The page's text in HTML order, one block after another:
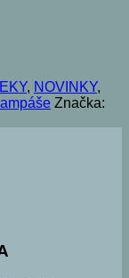
, NOVINKY,
Značka: